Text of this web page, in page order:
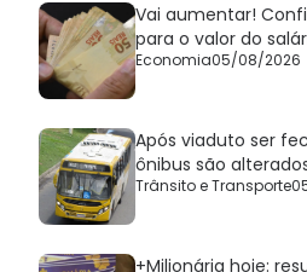
Vai aumentar!
para o valor do
Economia05/08/2026
Após viaduto ser
ônibus são
Trânsito e Transporte
+Milionária hoje: